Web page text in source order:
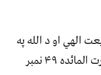
الهي او د الله په
قانون سره حل کړي، الله تعالی په سورت المائده ۴۹ نمبر